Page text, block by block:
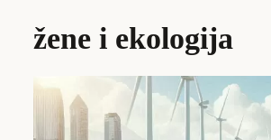
žene i ekologija